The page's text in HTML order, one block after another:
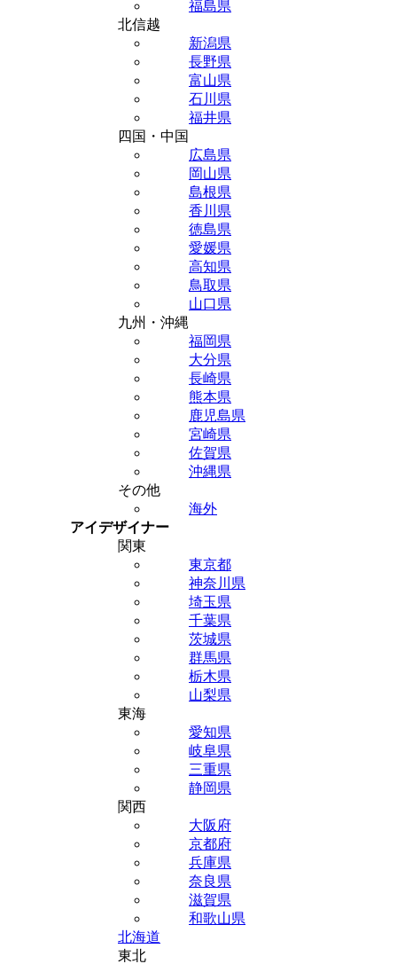
福島県
北信越
新潟県
長野県
富山県
石川県
福井県
四国・中国
広島県
岡山県
島根県
香川県
徳島県
愛媛県
高知県
鳥取県
山口県
九州・沖縄
福岡県
大分県
長崎県
熊本県
鹿児島県
宮崎県
佐賀県
沖縄県
その他
海外
アイデザイナー
関東
東京都
神奈川県
埼玉県
千葉県
茨城県
群馬県
栃木県
山梨県
東海
愛知県
岐阜県
三重県
静岡県
関西
大阪府
京都府
兵庫県
奈良県
滋賀県
和歌山県
北海道
東北